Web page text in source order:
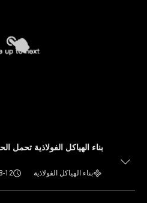
بناء الهياكل الفولاذية تحمل
بناء الهياكل الفولاذية 12